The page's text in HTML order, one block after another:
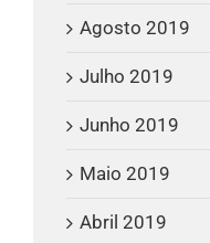
Agosto 2019
Julho 2019
Junho 2019
Maio 2019
Abril 2019